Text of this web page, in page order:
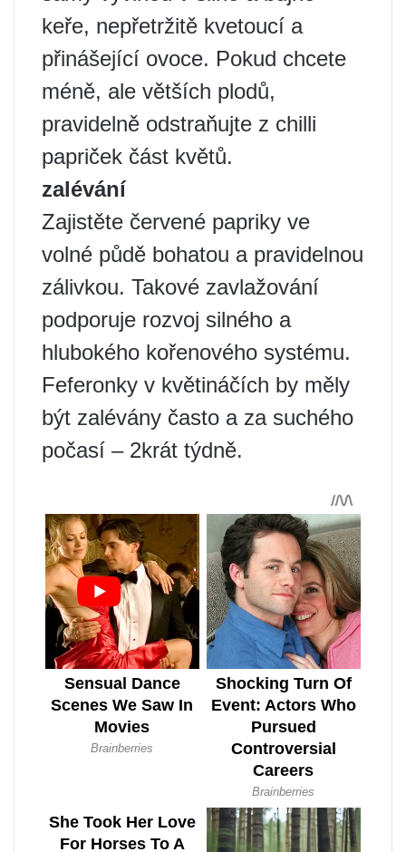
keře, nepřetržitě kvetoucí a
přinášející ovoce. Pokud chcete
méně, ale větších plodů,
pravidelně odstraňujte z chilli
papriček část květů.
zalévání
Zajistěte červené papriky ve
volné půdě bohatou a pravidelnou
zálivkou. Takové zavlažování
podporuje rozvoj silného a
hlubokého kořenového systému.
Feferonky v květináčích by měly
být zalévány často a za suchého
počasí – 2krát týdně.